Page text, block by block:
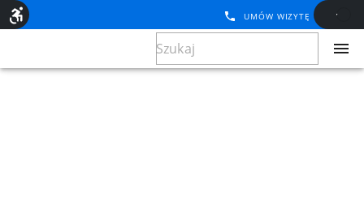
UMÓW WIZYTĘ